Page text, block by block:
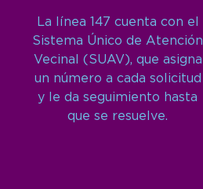
La línea 147 cuenta con el
Sistema Único de Atención
Vecinal (SUAV), que asigna
un número a cada solicitud
y le da seguimiento hasta
que se resuelve.